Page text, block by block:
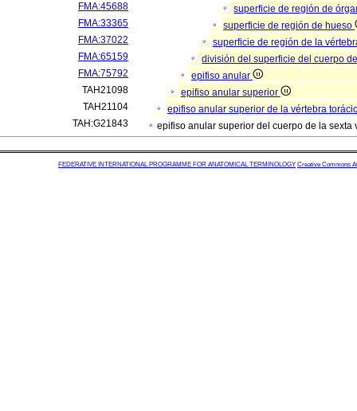
FMA:45688
superficie de región de
FMA:33365
superficie de región de hueso
FMA:37022
superficie de región de la
FMA:65159
división del superficie del cuerpo
FMA:75792
epifiso anular
TAH21098
epifiso anular superior
TAH21104
epifiso anular superior de la vértebra
TAH:G21843
epifiso anular superior del cuerpo de la sexta
FEDERATIVE INTERNATIONAL PROGRAMME FOR ANATOMICAL TERMINOLOGY Creative Commons